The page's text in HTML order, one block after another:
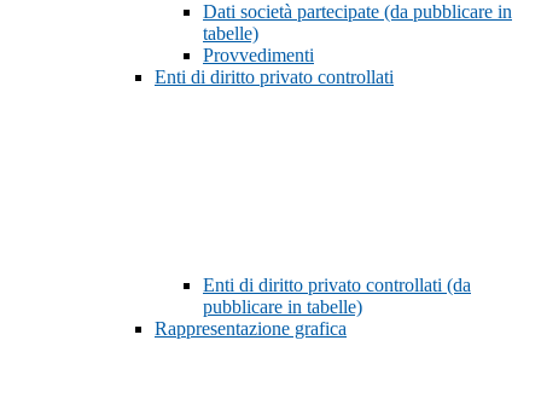
Dati società partecipate (da pubblicare in
tabelle)
Provvedimenti
Enti di diritto privato controllati
Enti di diritto privato controllati (da
pubblicare in tabelle)
Rappresentazione grafica